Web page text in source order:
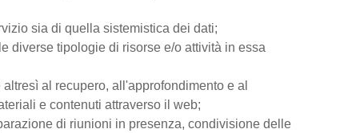
sia di quella sistemistica dei dati;
diverse tipologie di risorse e/o attività in essa
al recupero, all'approfondimento e al
e contenuti attraverso il web;
di riunioni in presenza, condivisione delle